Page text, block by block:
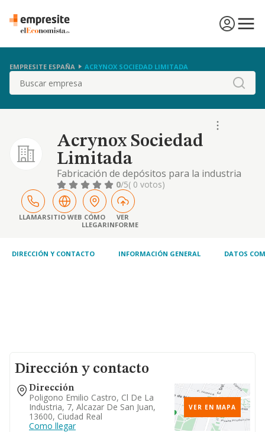
EMPRESITE ESPAÑA ACRYNOX SOCIEDAD LIMITADA
Buscar
Acrynox Sociedad
Limitada
Fabricación de depósitos para la industria
agroalimentaria y química
0/5( 0 votos)
LLAMARSITIO WEB CÓMO
LLEGAR
VER
INFORME
DIRECCIÓN Y CONTACTO INFORMACIÓN GENERAL DATOS
Dirección y contacto
Dirección
Poligono Emilio Castro, Cl De La
Industria, 7, Alcazar De San Juan,
13600, Ciudad Real
Como llegar
VER EN MAPA